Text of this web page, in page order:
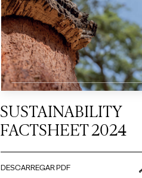
SUSTAINABILITY
FACTSHEET 2024
DESCARREGAR PDF